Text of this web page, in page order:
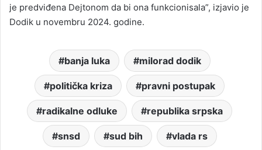
je predviđena Dejtonom da bi ona funkcionisala”, izjavio je
Dodik u novembru 2024. godine.
banja luka milorad dodik
politička kriza pravni postupak
radikalne odluke republika srpska
snsd sud bih vlada rs